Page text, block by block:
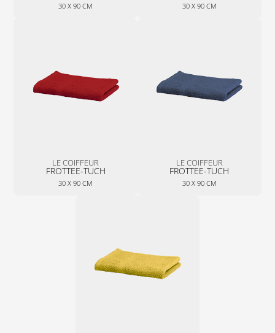
30 X 90 CM 30 X 90 CM
LE COIFFEUR
FROTTEE-TUCH
30 X 90 CM
LE COIFFEUR
FROTTEE-TUCH
30 X 90 CM